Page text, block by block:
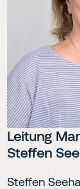
Leitung
Steffen
Steffen